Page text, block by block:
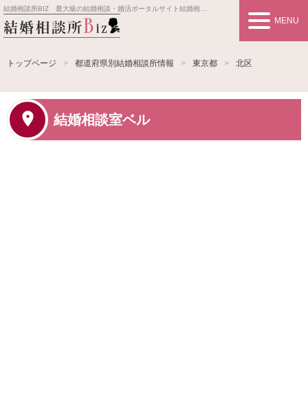
結婚相談所BIZ 最大級の結婚相談・婚活ポータルサイト結婚相談所事業者情報や婚活お見合いの悩み、対策を紹介します。
MENU
トップページ 都道府県別結婚相談所情報 東京都 北区
結婚相談室ベル